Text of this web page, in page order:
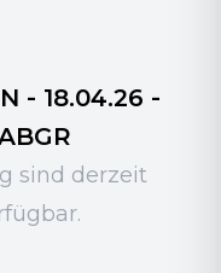
- 18.04.26 -
sind derzeit